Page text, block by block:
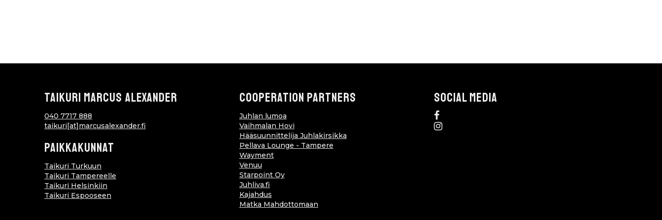
TAIKURI MARCUS ALEXANDER
040 7717 888
taikuri[at]marcusalexander.fi
PAIKKAKUNNAT
Taikuri Turkuun
Taikuri Tampereelle
Taikuri Helsinkiin
Taikuri Espooseen
COOPERATION PARTNERS
Juhlan lumoa
Vaihmalan Hovi
Hääsuunnittelija Juhlakirsikka
Pellava Lounge - Tampere
Wayment
Venuu
Starpoint Oy
Juhliva.fi
Kajahdus
Matka Mahdottomaan
SOCIAL MEDIA